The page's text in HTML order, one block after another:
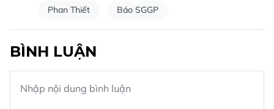
Phan Thiết Báo SGGP
BÌNH LUẬN